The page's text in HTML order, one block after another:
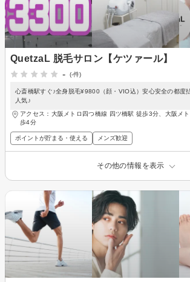
QuetzaL 脱毛サロン【ケツァール】
-
(-件)
心斎橋駅すぐ♪全身脱毛¥9800（顔・VIO込）安心安全の都度
人気♪
アクセス：大阪メトロ四つ橋線 四ツ橋駅 徒歩3分、大阪メ
歩4分
ポイントが貯まる・使える メンズ歓迎
その他の情報を表示